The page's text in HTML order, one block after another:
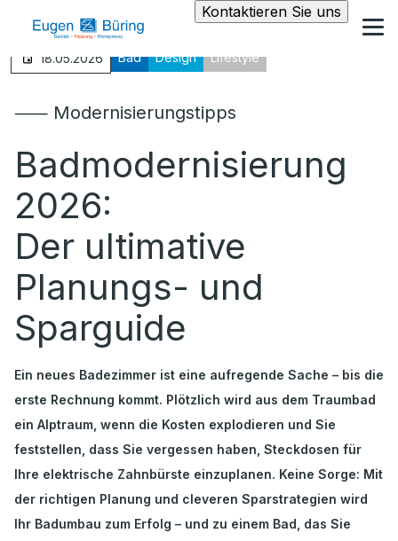
Kontaktieren Sie uns
18.05.2026 Bad Design Lifestyle
⸺ Modernisierungstipps
Badmodernisierung
2026:
Der ultimative
Planungs- und
Sparguide
Ein neues Badezimmer ist eine aufregende Sache – bis die
erste Rechnung kommt. Plötzlich wird aus dem Traumbad
ein Alptraum, wenn die Kosten explodieren und Sie
feststellen, dass Sie vergessen haben, Steckdosen für
Ihre elektrische Zahnbürste einzuplanen. Keine Sorge: Mit
der richtigen Planung und cleveren Sparstrategien wird
Ihr Badumbau zum Erfolg – und zu einem Bad, das Sie